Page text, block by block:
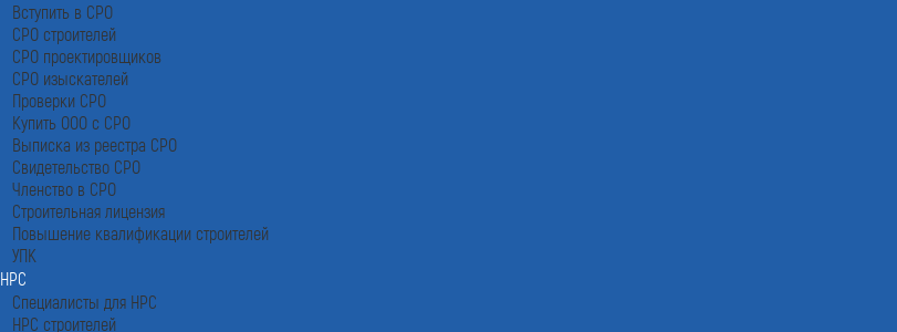
Вступить в СРО
СРО строителей
СРО проектировщиков
СРО изыскателей
Проверки СРО
Купить ООО с СРО
Выписка из реестра СРО
Свидетельство СРО
Членство в СРО
Строительная лицензия
Повышение квалификации строителей
УПК
НРС
Специалисты для НРС
НРС строителей